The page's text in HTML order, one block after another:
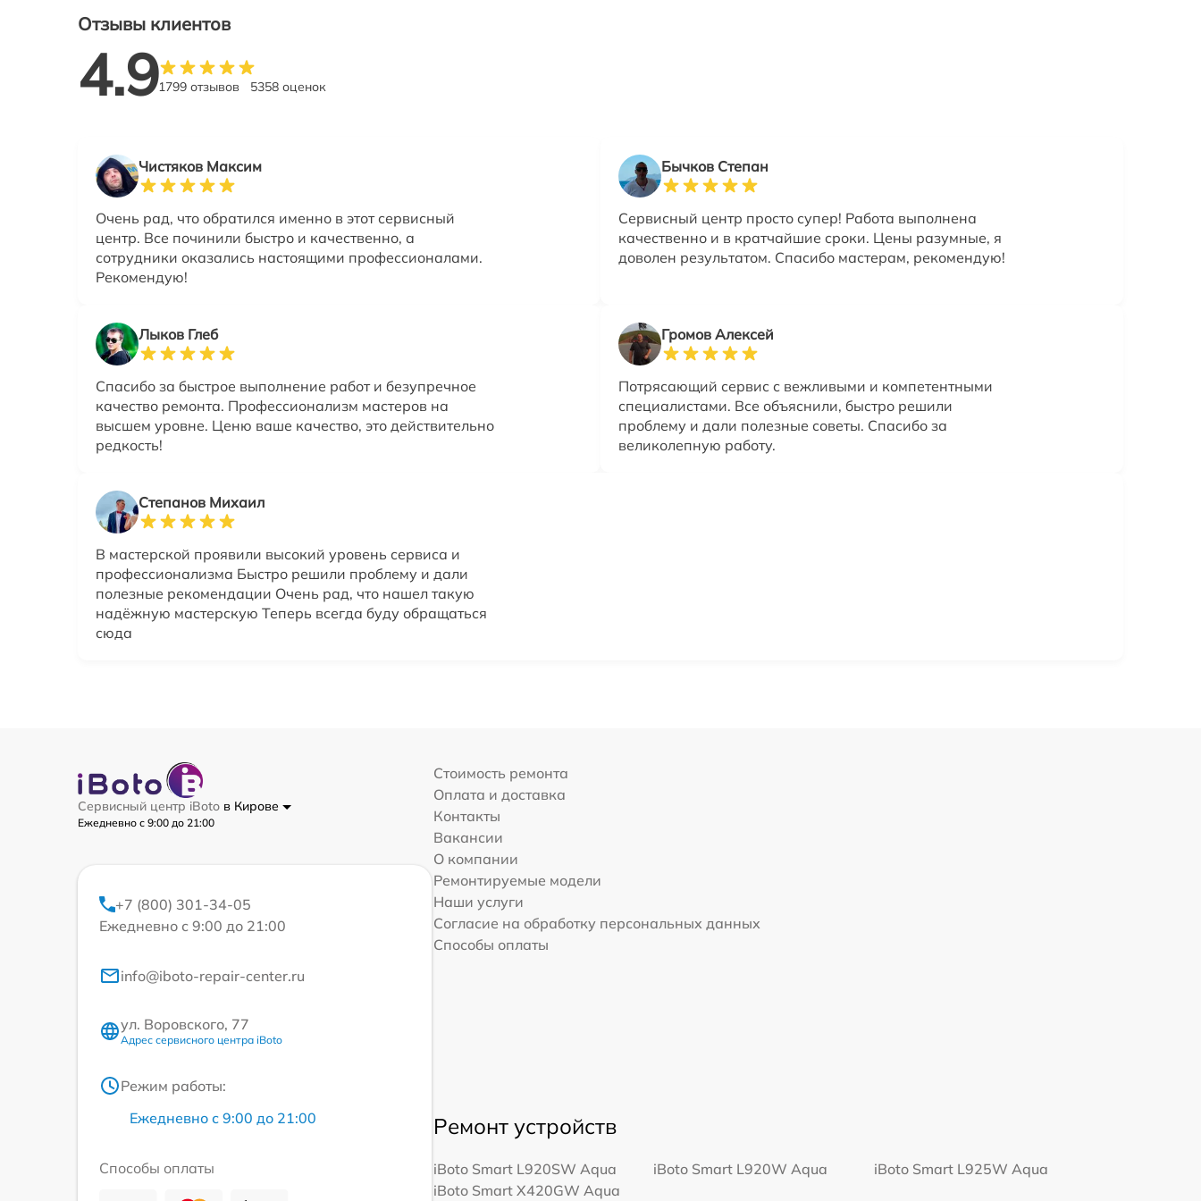
Отзывы клиентов
4.91799 отзывов 5358 оценок
Чистяков Максим
Очень рад, что обратился именно в этот сервисный
центр. Все починили быстро и качественно, а
сотрудники оказались настоящими профессионалами.
Рекомендую!
Бычков Степан
Сервисный центр просто супер! Работа выполнена
качественно и в кратчайшие сроки. Цены разумные, я
доволен результатом. Спасибо мастерам, рекомендую!
Лыков Глеб
Спасибо за быстрое выполнение работ и безупречное
качество ремонта. Профессионализм мастеров на
высшем уровне. Ценю ваше качество, это действительно
редкость!
Громов Алексей
Потрясающий сервис с вежливыми и компетентными
специалистами. Все объяснили, быстро решили
проблему и дали полезные советы. Спасибо за
великолепную работу.
Степанов Михаил
В мастерской проявили высокий уровень сервиса и
профессионализма Быстро решили проблему и дали
полезные рекомендации Очень рад, что нашел такую
надёжную мастерскую Теперь всегда буду обращаться
сюда
Сервисный центр iBoto в Кирове
Ежедневно с 9:00 до 21:00
+7 (800) 301-34-05
Ежедневно с 9:00 до 21:00
info@iboto-repair-center.ru
ул. Воровского, 77
Адрес сервисного центра iBoto
Режим работы:
Ежедневно с 9:00 до 21:00
Способы оплаты
Стоимость ремонта
Оплата и доставка
Контакты
Вакансии
О компании
Ремонтируемые модели
Наши услуги
Согласие на обработку персональных данных
Способы оплаты
Ремонт устройств
iBoto Smart L920SW Aqua iBoto Smart L920W Aqua
iBoto Smart L925W Aqua
iBoto Smart Х420GW Aqua